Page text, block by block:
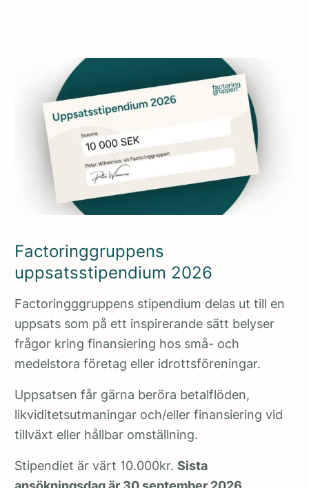
Factoringgruppens
uppsatsstipendium 2026
Factoringggruppens stipendium delas ut till en
uppsats som på ett inspirerande sätt belyser
frågor kring finansiering hos små- och
medelstora företag eller idrottsföreningar.
Uppsatsen får gärna beröra betalflöden,
likviditetsutmaningar och/eller finansiering vid
tillväxt eller hållbar omställning.
Stipendiet är värt 10.000kr.Sista